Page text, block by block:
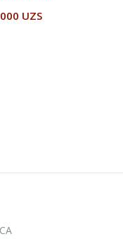
UZS